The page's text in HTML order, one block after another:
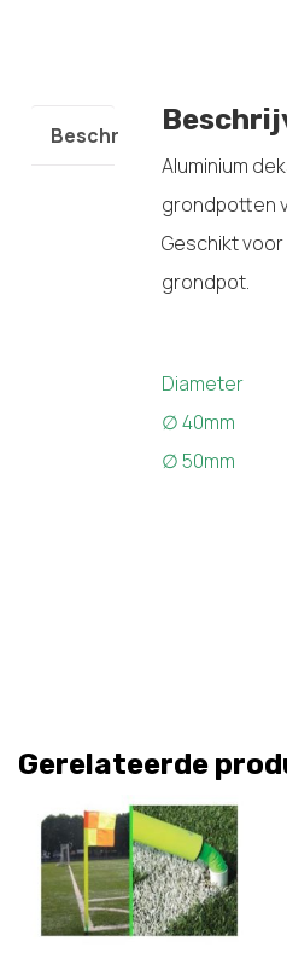
Beschrijving
Aluminium
grondpotten
Geschikt
grondpot.
∅ 40mm
∅ 50mm
Gerelateerde